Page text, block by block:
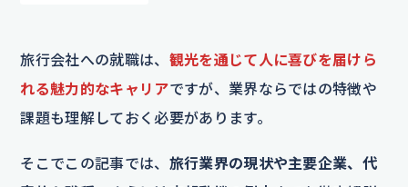
旅行会社への就職は、 観光を通じて人に喜びを届けら
れる魅力的なキャリアですが、業界ならではの特徴や
課題も理解しておく必要があります。
そこでこの記事では、 旅行業界の現状や主要企業、代